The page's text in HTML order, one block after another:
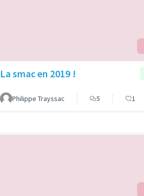
La smac en 2019 !
Philippe Trayssac 5 1